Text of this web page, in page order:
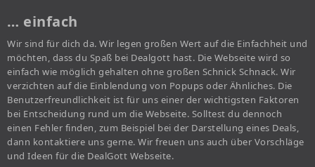
… einfach
Wir sind für dich da. Wir legen großen Wert auf die Einfachheit und
möchten, dass du Spaß bei Dealgott hast. Die Webseite wird so
einfach wie möglich gehalten ohne großen Schnick Schnack. Wir
verzichten auf die Einblendung von Popups oder Ähnliches. Die
Benutzerfreundlichkeit ist für uns einer der wichtigsten Faktoren
bei Entscheidung rund um die Webseite. Solltest du dennoch
einen Fehler finden, zum Beispiel bei der Darstellung eines Deals,
dann kontaktiere uns gerne. Wir freuen uns auch über Vorschläge
und Ideen für die DealGott Webseite.